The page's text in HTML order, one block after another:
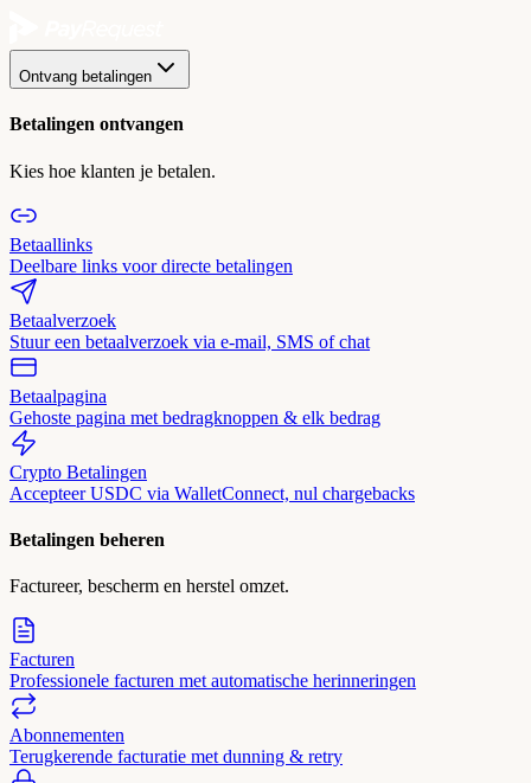
Ontvang betalingen
Betalingen ontvangen
Kies hoe klanten je betalen.
Betaallinks
Deelbare links voor directe betalingen
Betaalverzoek
Stuur een betaalverzoek via e-mail, SMS of chat
Betaalpagina
Gehoste pagina met bedragknoppen & elk bedrag
Crypto Betalingen
Accepteer USDC via WalletConnect, nul chargebacks
Betalingen beheren
Factureer, bescherm en herstel omzet.
Facturen
Professionele facturen met automatische herinneringen
Abonnementen
Terugkerende facturatie met dunning & retry